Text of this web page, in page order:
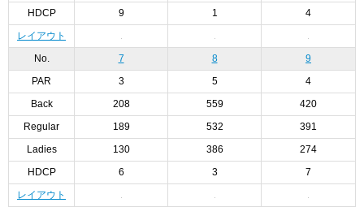
HDCP 9 1 4
レイアウト
No. 7 8 9
PAR 3 5 4
Back 208 559 420
Regular 189 532 391
Ladies 130 386 274
HDCP 6 3 7
レイアウト